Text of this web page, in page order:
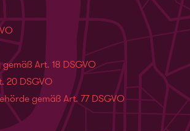
Art. 18 DSGVO
20 DSGVO
gemäß Art. 77 DSGVO